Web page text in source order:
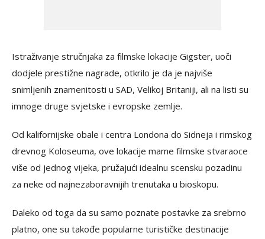
Istraživanje stručnjaka za filmske lokacije Gigster, uoči
dodjele prestižne nagrade, otkrilo je da je najviše
snimljenih znamenitosti u SAD, Velikoj Britaniji, ali na listi su
imnoge druge svjetske i evropske zemlje.
Od kalifornijske obale i centra Londona do Sidneja i rimskog
drevnog Koloseuma, ove lokacije mame filmske stvaraoce
više od jednog vijeka, pružajući idealnu scensku pozadinu
za neke od najnezaboravnijih trenutaka u bioskopu.
Daleko od toga da su samo poznate postavke za srebrno
platno, one su takođe popularne turističke destinacije